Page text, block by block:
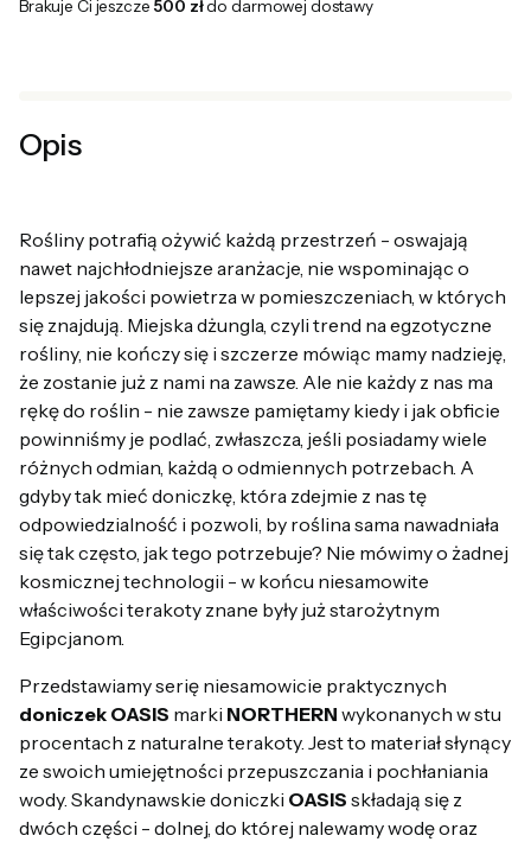
Brakuje Ci jeszcze 500 złdo darmowej dostawy
Opis
Rośliny potrafią ożywić każdą przestrzeń - oswajają
nawet najchłodniejsze aranżacje, nie wspominając o
lepszej jakości powietrza w pomieszczeniach, w których
się znajdują. Miejska dżungla, czyli trend na egzotyczne
rośliny, nie kończy się i szczerze mówiąc mamy nadzieję,
że zostanie już z nami na zawsze. Ale nie każdy z nas ma
rękę do roślin - nie zawsze pamiętamy kiedy i jak obficie
powinniśmy je podlać, zwłaszcza, jeśli posiadamy wiele
różnych odmian, każdą o odmiennych potrzebach. A
gdyby tak mieć doniczkę, która zdejmie z nas tę
odpowiedzialność i pozwoli, by roślina sama nawadniała
się tak często, jak tego potrzebuje? Nie mówimy o żadnej
kosmicznej technologii - w końcu niesamowite
właściwości terakoty znane były już starożytnym
Egipcjanom.
Przedstawiamy serię niesamowicie praktycznych
doniczek OASIS marki NORTHERN wykonanych w stu
procentach z naturalne terakoty. Jest to materiał słynący
ze swoich umiejętności przepuszczania i pochłaniania
wody. Skandynawskie doniczki OASIS składają się z
dwóch części - dolnej, do której nalewamy wodę oraz